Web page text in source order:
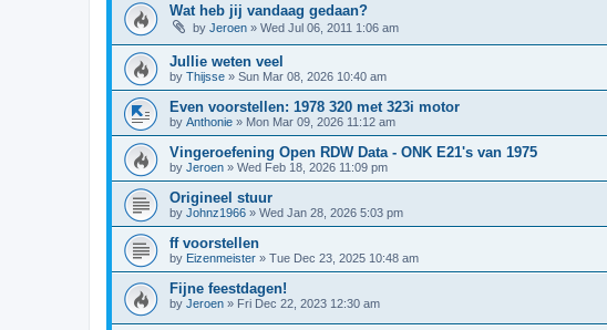
Wat heb jij vandaag gedaan?
by Jeroen » Wed Jul 06, 2011 1:06 am
Jullie weten veel
by Thijsse » Sun Mar 08, 2026 10:40 am
Even voorstellen: 1978 320 met 323i motor
by Anthonie » Mon Mar 09, 2026 11:12 am
Vingeroefening Open RDW Data - ONK E21's van 1975
by Jeroen » Wed Feb 18, 2026 11:09 pm
Origineel stuur
by Johnz1966 » Wed Jan 28, 2026 5:03 pm
ff voorstellen
by Eizenmeister » Tue Dec 23, 2025 10:48 am
Fijne feestdagen!
by Jeroen » Fri Dec 22, 2023 12:30 am